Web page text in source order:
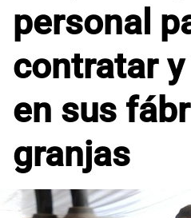
personal
contratar
en sus
granjas